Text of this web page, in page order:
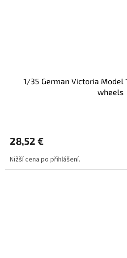
1/35 German Victoria Model
wheels
28,52 €
Nižší cena po přihlášení.